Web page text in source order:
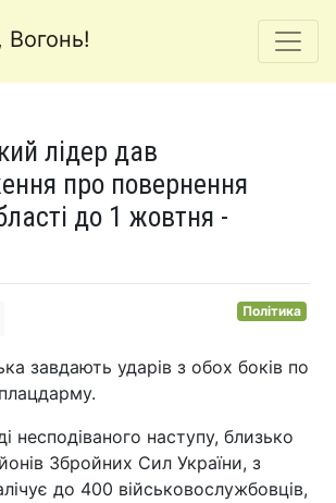
лідер дав
про повернення
до 1 жовтня -
Політика
завдають ударів з обох боків по
несподіваного наступу, близько
Збройних Сил України, з
до 400 військовослужбовців,